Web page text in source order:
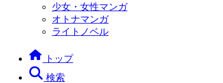
少女・女性マンガ
オトナマンガ
ライトノベル
トップ
検索